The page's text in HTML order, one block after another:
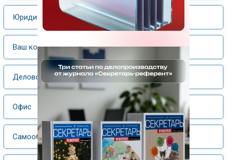
Юридический практикум
Ваш компьютер
Деловой этикет
Офис
Самообразование